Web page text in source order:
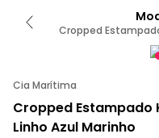
Cropped
Cia Marítima
Cropped Estampado
Linho Azul Marinho